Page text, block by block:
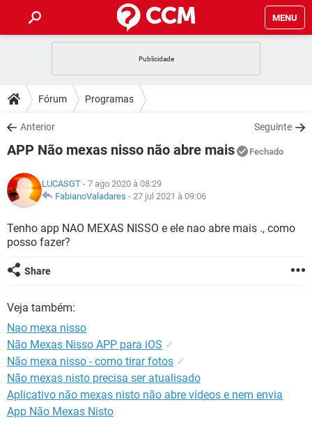
MENU
CELULAR
OUTLOOK
INSTAGRAM GMAIL
GUIA DE COMPRAS
DICAS
JOGOS
INSTAGRAM
GUIA DE COMPRAS
DOWNLOADS
JOGOS WHATSAPP
CELULAR
OUTLOOK EXCEL
INSTAGRAM GMAIL
GUIA DE COMPRAS
JOGOS
CELULAR
OUTLOOK EXCEL
GLOSSÁRIO
JOGOS WHATSAPP
CELULAR
OUTLOOK
GUIA DE COMPRAS
Fórum Programas
Anterior Seguinte
APP Não mexas nisso não abre mais Fechado
LUCASGT - 7 ago 2020 à 08:29
FabianoValadares - 27 jul 2021 à 09:06
Tenho app NAO MEXAS NISSO e ele nao abre mais ., como
posso fazer?
Share
Veja também:
Nao mexa nisso
Não Mexas Nisso APP para iOS ✓
Não mexa nisso - como tirar fotos ✓
Não mexas nisto precisa ser atualisado
Aplicativo não mexas nisto não abre vídeos e nem envia
App Não Mexas Nisto